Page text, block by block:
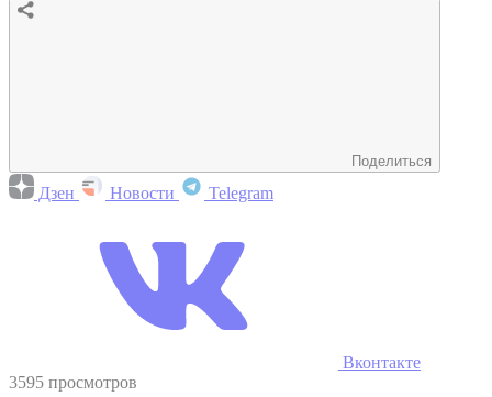
Поделиться
Дзен Новости Telegram
Вконтакте
3595 просмотров